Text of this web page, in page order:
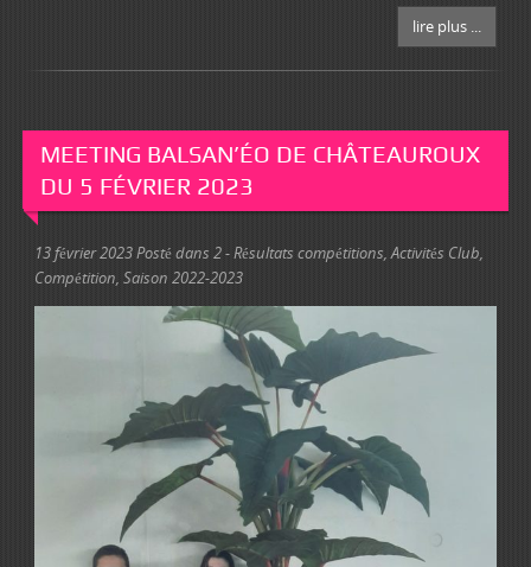
lire plus ...
MEETING BALSAN’ÉO DE CHÂTEAUROUX
DU 5 FÉVRIER 2023
13 février 2023Posté dans2 - Résultats compétitions,Activités Club,
Compétition, Saison 2022-2023